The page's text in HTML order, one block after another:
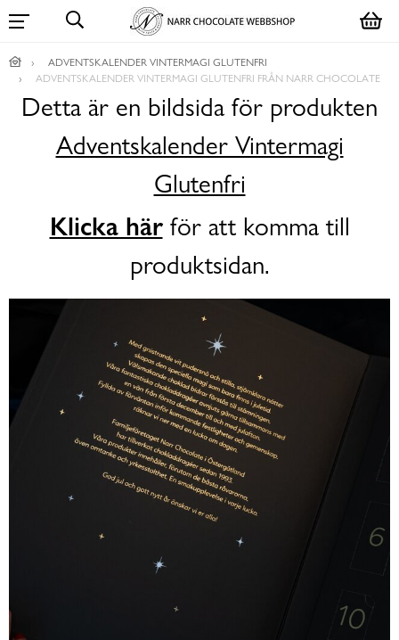
ADVENTSKALENDER VINTERMAGI GLUTENFRI
ADVENTSKALENDER VINTERMAGI GLUTENFRI FRÅN NARR CHOCOLATE
Detta är en bildsida för produkten
Adventskalender Vintermagi
Glutenfri
Klicka härför att komma till
produktsidan.